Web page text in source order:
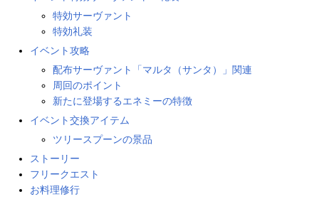
特効サーヴァント
特効礼装
イベント攻略
配布サーヴァント「マルタ（サンタ）」関連
周回のポイント
新たに登場するエネミーの特徴
イベント交換アイテム
ツリースプーンの景品
ストーリー
フリークエスト
お料理修行